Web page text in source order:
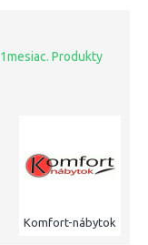
Produkty
Komfort-nábytok